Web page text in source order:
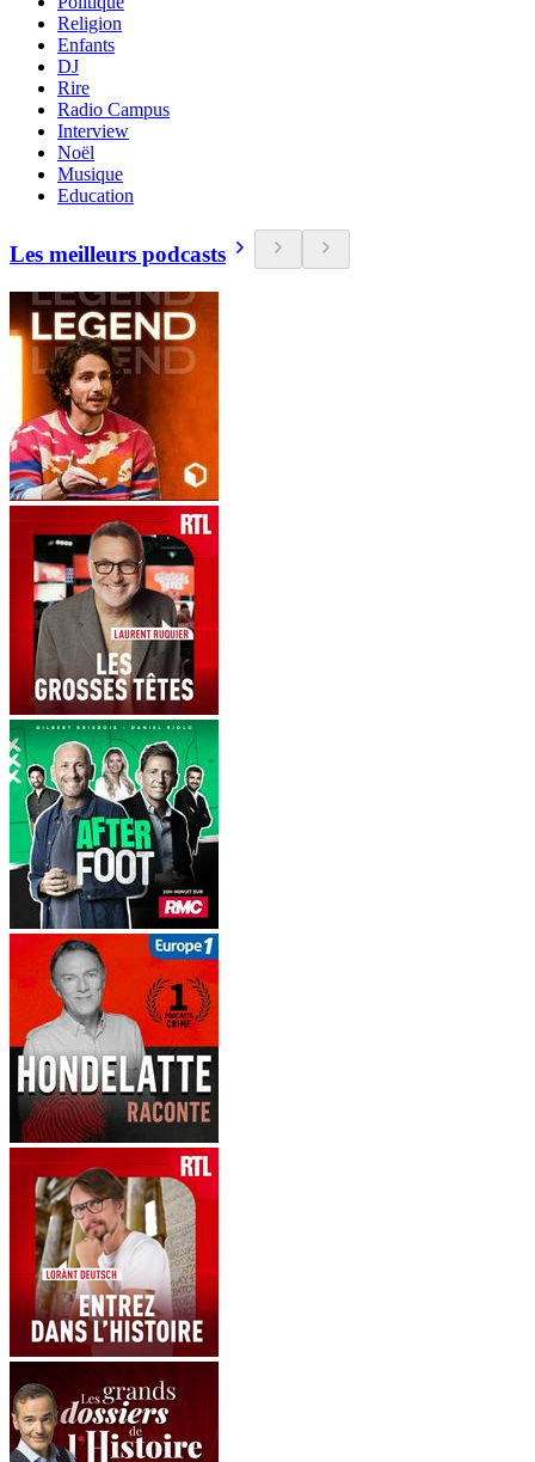
Religion
Enfants
DJ
Rire
Radio Campus
Interview
Noël
Musique
Education
Les meilleurs podcasts